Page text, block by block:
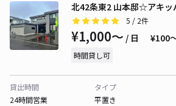
北42条東2 山本邸☆アキッ
5 / 2件
¥1,000〜 / 日 ¥100
時間貸し可
貸出時間
24時間営業
タイプ
平置き